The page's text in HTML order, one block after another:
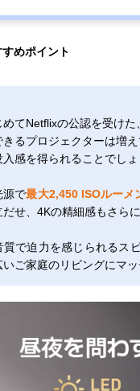
すめポイント
めてNetflixの公認を受け
きるプロジェクターは増
感を得られることでしょ
源で最大2,450 ISOルーメ
せ、4Kの精細感もさら
質で迫力を感じられるス
ご家庭のリビングにマッ